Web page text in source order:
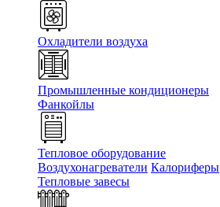
Охладители воздуха
Промышленные кондиционеры
Фанкойлы
Тепловое оборудование
Воздухонагреватели Калориферы
Тепловые завесы